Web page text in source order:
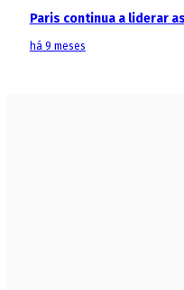
Paris continua a liderar
há 9 meses